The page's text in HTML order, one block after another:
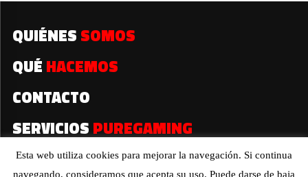
QUIÉNES SOMOS
QUÉ HACEMOS
CONTACTO
SERVICIOS PUREGAMING
Esta web utiliza cookies para mejorar la navegación. Si continua
navegando, consideramos que acepta su uso. Puede darse de baja